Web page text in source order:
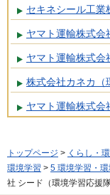
セキネシール工業
ヤマト運輸株式会
ヤマト運輸株式会
株式会社カネカ（
ヤマト運輸株式会
トップページ > くらし・
環境学習 > 5 環境学習・
社 シード（環境学習応援隊